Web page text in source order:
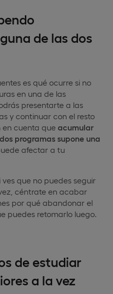
de las dos
es qué ocurre si no
en una de las
presentarte a las
y continuar con el resto
en cuenta que acumular
programas supone una
afectar a tu
que no puedes seguir
céntrate en acabar
por qué abandonar el
puedes retomarlo luego.
de estudiar
a la vez